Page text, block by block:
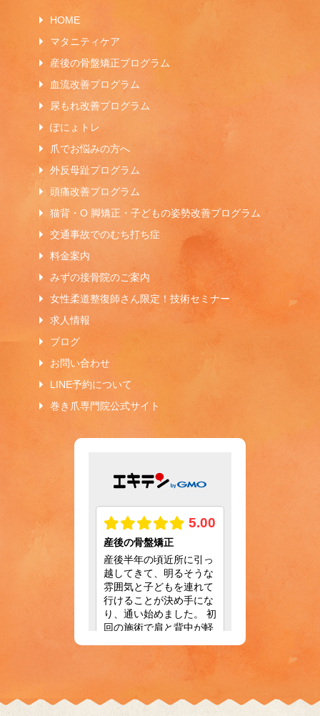
HOME
マタニティケア
産後の骨盤矯正プログラム
血流改善プログラム
尿もれ改善プログラム
ぽにょトレ
爪でお悩みの方へ
外反母趾プログラム
頭痛改善プログラム
猫背・O 脚矯正・子どもの姿勢改善プログラム
交通事故でのむち打ち症
料金案内
みずの接骨院のご案内
女性柔道整復師さん限定！技術セミナー
求人情報
ブログ
お問い合わせ
LINE予約について
巻き爪専門院公式サイト